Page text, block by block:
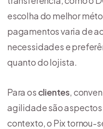
escolha do melhor
pagamentos varia de
necessidades e
quanto do lojista.
Para os clientes,
agilidade são
contexto, o Pix tornou-